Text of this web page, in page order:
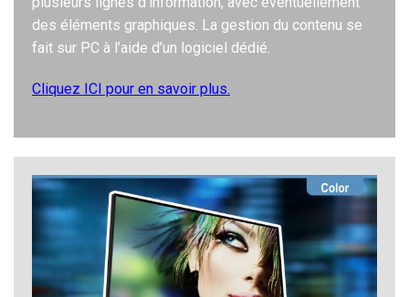
des éléments graphiques. La gestion du contenu se
fait sur PC à l’aide d’un logiciel dédié.
Cliquez ICI pour en savoir plus.